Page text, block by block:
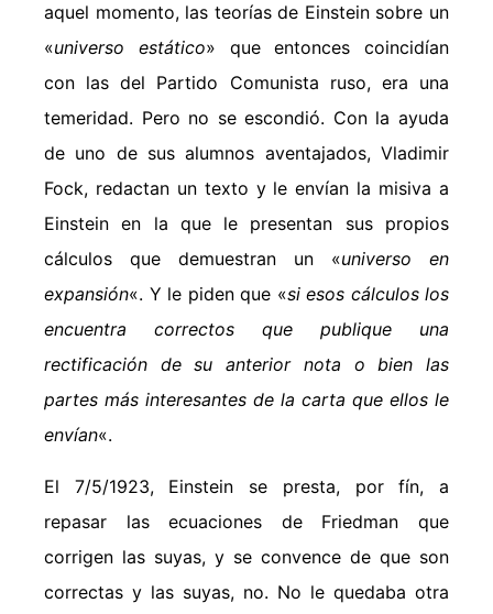
aquel momento, las teorías de Einstein sobre un
«universo estático» que entonces coincidían
con las del Partido Comunista ruso, era una
temeridad. Pero no se escondió. Con la ayuda
de uno de sus alumnos aventajados, Vladimir
Fock, redactan un texto y le envían la misiva a
Einstein en la que le presentan sus propios
cálculos que demuestran un «universo en
expansión«. Y le piden que «si esos cálculos los
encuentra correctos que publique una
rectificación de su anterior nota o bien las
partes más interesantes de la carta que ellos le
envían«.
El 7/5/1923, Einstein se presta, por fín, a
repasar las ecuaciones de Friedman que
corrigen las suyas, y se convence de que son
correctas y las suyas, no. No le quedaba otra